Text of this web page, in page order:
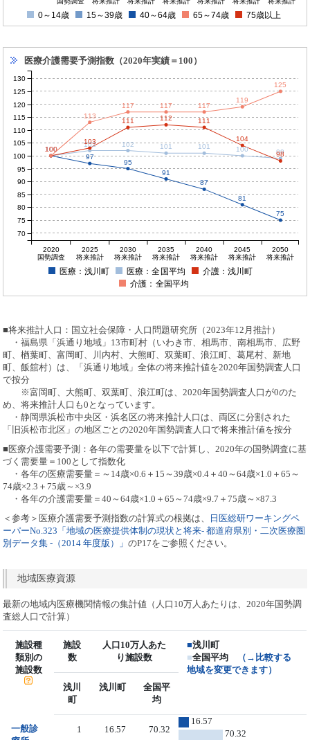
0～14歳 15～39歳 40～64歳 65～74歳 75歳以上
医療介護需要予測指数（2020年実績＝100）
100
97
95
91
87
81
75
100
102 102 101 101 100 99
100
103
111 112 111
104
98
100
113
117 117 117
119
125
2020
国勢調査
2025
将来推計
2030
将来推計
2035
将来推計
2040
将来推計
2045
将来推計
2050
将来推計
70
75
80
85
90
95
100
105
110
115
120
125
130
医療：浅川町 医療：全国平均
介護：浅川町
介護：全国平均
■将来推計人口：国立社会保障・人口問題研究所（2023年12月推計）
・福島県「浜通り地域」13市町村（いわき市、相馬市、南相馬市、広野
町、楢葉町、富岡町、川内村、大熊町、双葉町、浪江町、葛尾村、新地
町、飯舘村）は、「浜通り地域」全体の将来推計値を2020年国勢調査人口
で按分
※富岡町、大熊町、双葉町、浪江町は、2020年国勢調査人口が0のた
め、将来推計人口も0となっています。
・静岡県浜松市中央区・浜名区の将来推計人口は、両区に分割された
「旧浜松市北区」の地区ごとの2020年国勢調査人口で将来推計値を按分
■医療介護需要予測：各年の需要量を以下で計算し、2020年の国勢調査に基
づく需要量＝100として指数化
・各年の医療需要量＝～14歳×0.6＋15～39歳×0.4＋40～64歳×1.0＋65～
74歳×2.3＋75歳～×3.9
・各年の介護需要量＝40～64歳×1.0＋65～74歳×9.7＋75歳～×87.3
＜参考＞医療介護需要予測指数の計算式の根拠は、
日医総研ワーキングペ
ーパーNo.323「地域の医療提供体制の現状と将来- 都道府県別・二次医療圏
別データ集 -（2014 年度版）」のP17をご参照ください。
地域医療資源
最新の地域内医療機関情報の集計値（人口10万人あたりは、2020年国勢調
査総人口で計算）
施設種
類別の
施設数
施設
数
人口10万人あた
り施設数
■浅川町
■全国平均
（→比較する
地域を変更できます）
浅川
町
浅川町
全国平
均
一般診
1 16.57 70.32
16.57
70.32